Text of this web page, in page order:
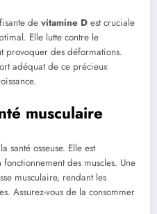
de vitamine D est cruciale
Elle lutte contre le
provoquer des déformations.
adéquat de ce précieux
musculaire
santé osseuse. Elle est
des muscles. Une
musculaire, rendant les
Assurez-vous de la consommer